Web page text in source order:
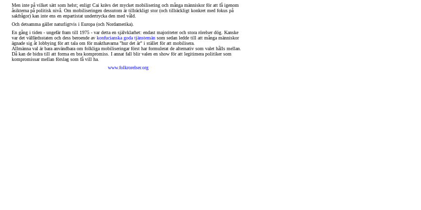
Men inte på vilket sätt som helst; enligt Cai krävs det mycket mobilisering och många människor för att få igenom
åsikterna på politisk nivå. Om mobiliseringen dessutom är tillräckligt stor (och tillräckligt konkret med fokus på
sakfrågor) kan inte ens en enpartistat undertrycka den med våld.
Och detsamma gäller naturligtvis i Europa (och Nordamerika).
En gång i tiden - ungefär fram till 1975 - var detta en självklarhet: endast majoriteter och stora rörelser dög. Kanske
var det välfärdsstaten och dess beroende av konfucianska goda tjänstemän som sedan ledde till att många människor
ägnade sig åt lobbying för att tala om för makthavarna "hur det är" i stället för att mobilisera.
Allmänna val är bara användbara om folkliga mobiliseringar först har formulerat de alternativ som valet hålls mellan.
Då kan de bidra till att forma en bra kompromiss. I annat fall blir valen en show för att legitimera politiker som
kompromissar mellan förslag som få vill ha.
www.folkrorelser.org